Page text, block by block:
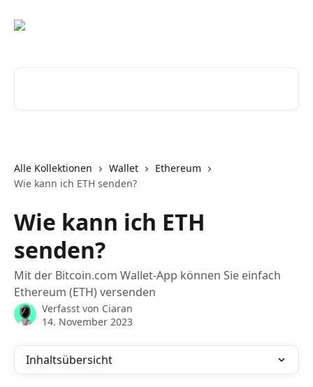
Alle Kollektionen Wallet
Ethereum
Wie kann ich ETH senden?
Wie kann ich ETH
senden?
Mit der Bitcoin.com Wallet-App können Sie einfach
Ethereum (ETH) versenden
Verfasst von Ciaran
14. November 2023
Inhaltsübersicht